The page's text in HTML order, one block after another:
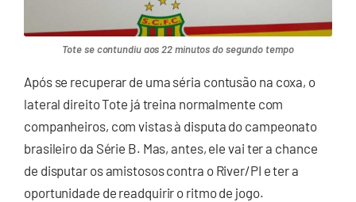
Tote se contundiu aos 22 minutos do segundo tempo
Após se recuperar de uma séria contusão na coxa, o
lateral direito Tote já treina normalmente com
companheiros, com vistas à disputa do campeonato
brasileiro da Série B. Mas, antes, ele vai ter a chance
de disputar os amistosos contra o River/PI e ter a
oportunidade de readquirir o ritmo de jogo.